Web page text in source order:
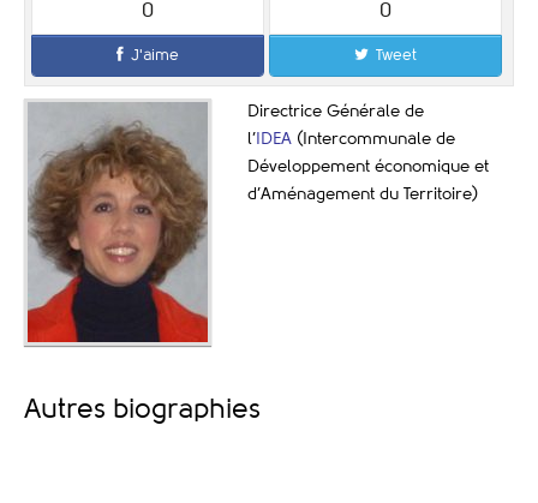
0
J'aime
0
Tweet
Directrice Générale de
l’ IDEA (Intercommunale de
Développement économique et
d’Aménagement du Territoire)
Autres biographies